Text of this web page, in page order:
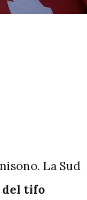
La Sud
del tifo